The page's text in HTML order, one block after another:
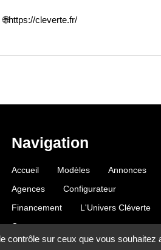
🌐https://cleverte.fr/
Navigation
Accueil Modèles
Annonces
Agences
Configurateur
Financement
L'Univers Cléverte
Contact
contrôle sur ceux que vous souhaitez